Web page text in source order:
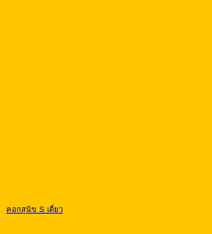
คอกสุนัข S เดี่ยว